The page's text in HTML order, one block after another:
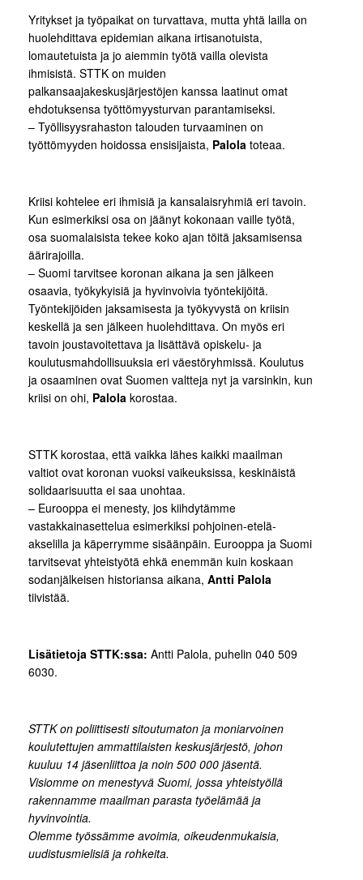
Yritykset ja työpaikat on turvattava, mutta yhtä lailla on
huolehdittava epidemian aikana irtisanotuista,
lomautetuista ja jo aiemmin työtä vailla olevista
ihmisistä. STTK on muiden
palkansaajakeskusjärjestöjen kanssa laatinut omat
ehdotuksensa työttömyysturvan parantamiseksi.
– Työllisyysrahaston talouden turvaaminen on
työttömyyden hoidossa ensisijaista, Palola toteaa.
Kriisi kohtelee eri ihmisiä ja kansalaisryhmiä eri tavoin.
Kun esimerkiksi osa on jäänyt kokonaan vaille työtä,
osa suomalaisista tekee koko ajan töitä jaksamisensa
äärirajoilla.
– Suomi tarvitsee koronan aikana ja sen jälkeen
osaavia, työkykyisiä ja hyvinvoivia työntekijöitä.
Työntekijöiden jaksamisesta ja työkyvystä on kriisin
keskellä ja sen jälkeen huolehdittava. On myös eri
tavoin joustavoitettava ja lisättävä opiskelu- ja
koulutusmahdollisuuksia eri väestöryhmissä. Koulutus
ja osaaminen ovat Suomen valtteja nyt ja varsinkin, kun
kriisi on ohi, Palola korostaa.
STTK korostaa, että vaikka lähes kaikki maailman
valtiot ovat koronan vuoksi vaikeuksissa, keskinäistä
solidaarisuutta ei saa unohtaa.
– Eurooppa ei menesty, jos kiihdytämme
vastakkainasettelua esimerkiksi pohjoinen-etelä-
akselilla ja käperrymme sisäänpäin. Eurooppa ja Suomi
tarvitsevat yhteistyötä ehkä enemmän kuin koskaan
sodanjälkeisen historiansa aikana, Antti Palola
tiivistää.
Lisätietoja STTK:ssa: Antti Palola, puhelin 040 509
6030.
STTK on poliittisesti sitoutumaton ja moniarvoinen
koulutettujen ammattilaisten keskusjärjestö, johon
kuuluu 14 jäsenliittoa ja noin 500 000 jäsentä.
Visiomme on menestyvä Suomi, jossa yhteistyöllä
rakennamme maailman parasta työelämää ja
hyvinvointia.
Olemme työssämme avoimia, oikeudenmukaisia,
uudistusmielisiä ja rohkeita.